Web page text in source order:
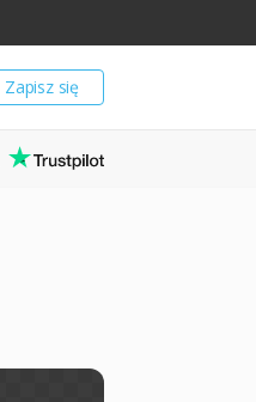
Zapisz się